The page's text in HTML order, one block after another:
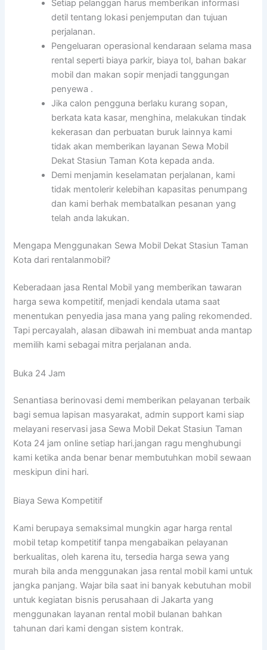
Setiap pelanggan harus memberikan informasi
detil tentang lokasi penjemputan dan tujuan
perjalanan.
Pengeluaran operasional kendaraan selama masa
rental seperti biaya parkir, biaya tol, bahan bakar
mobil dan makan sopir menjadi tanggungan
penyewa .
Jika calon pengguna berlaku kurang sopan,
berkata kata kasar, menghina, melakukan tindak
kekerasan dan perbuatan buruk lainnya kami
tidak akan memberikan layanan Sewa Mobil
Dekat Stasiun Taman Kota kepada anda.
Demi menjamin keselamatan perjalanan, kami
tidak mentolerir kelebihan kapasitas penumpang
dan kami berhak membatalkan pesanan yang
telah anda lakukan.
Mengapa Menggunakan Sewa Mobil Dekat Stasiun Taman
Kota dari rentalanmobil?
Keberadaan jasa Rental Mobil yang memberikan tawaran
harga sewa kompetitif, menjadi kendala utama saat
menentukan penyedia jasa mana yang paling rekomended.
Tapi percayalah, alasan dibawah ini membuat anda mantap
memilih kami sebagai mitra perjalanan anda.
Buka 24 Jam
Senantiasa berinovasi demi memberikan pelayanan terbaik
bagi semua lapisan masyarakat, admin support kami siap
melayani reservasi jasa Sewa Mobil Dekat Stasiun Taman
Kota 24 jam online setiap hari.jangan ragu menghubungi
kami ketika anda benar benar membutuhkan mobil sewaan
meskipun dini hari.
Biaya Sewa Kompetitif
Kami berupaya semaksimal mungkin agar harga rental
mobil tetap kompetitif tanpa mengabaikan pelayanan
berkualitas, oleh karena itu, tersedia harga sewa yang
murah bila anda menggunakan jasa rental mobil kami untuk
jangka panjang. Wajar bila saat ini banyak kebutuhan mobil
untuk kegiatan bisnis perusahaan di Jakarta yang
menggunakan layanan rental mobil bulanan bahkan
tahunan dari kami dengan sistem kontrak.